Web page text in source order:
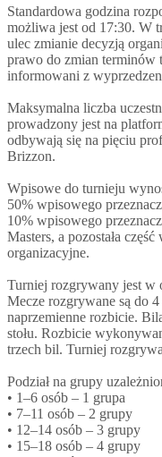
Standardowa godzina
możliwa jest od 17:30. W
ulec zmianie decyzją
prawo do zmian terminów
informowani z
Maksymalna liczba
prowadzony jest na
odbywają się na pięciu
Brizzon.
Wpisowe do turnieju
50% wpisowego
10% wpisowego
Masters, a pozostała
organizacyjne.
Turniej rozgrywany jest w
Mecze rozgrywane są do
naprzemienne rozbicie.
stołu. Rozbicie
trzech bil. Turniej
Podział na grupy
• 1–6 osób – 1 grupa
• 7–11 osób – 2 grupy
• 12–14 osób – 3 grupy
• 15–18 osób – 4 grupy